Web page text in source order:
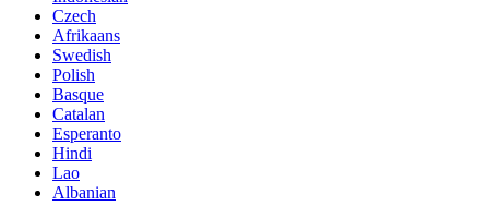
Czech
Afrikaans
Swedish
Polish
Basque
Catalan
Esperanto
Hindi
Lao
Albanian